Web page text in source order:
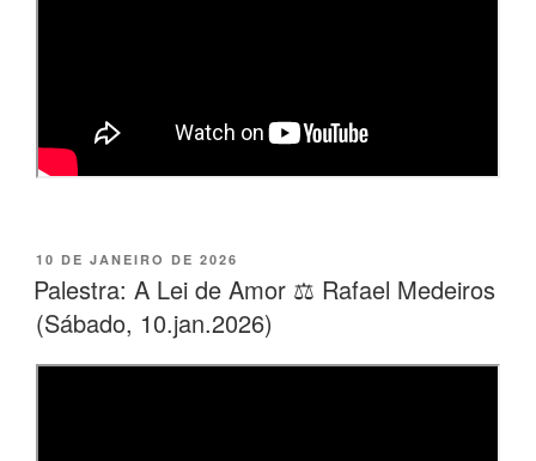
PUBLICADO
EM
10 DE JANEIRO DE 2026
Palestra: A Lei de Amor ⚖️ Rafael Medeiros
(Sábado, 10.jan.2026)